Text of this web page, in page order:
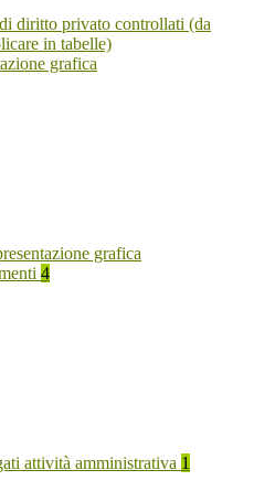
diritto privato controllati (da
in tabelle)
grafica
grafica
4
attività amministrativa 1